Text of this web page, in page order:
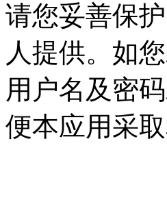
请您妥善保
人提供。如
用户名及密
便本应用采取